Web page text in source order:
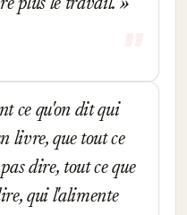
plus le travail.
ce qu'on dit qui
livre, que tout ce
dire, tout ce que
qui l'alimente